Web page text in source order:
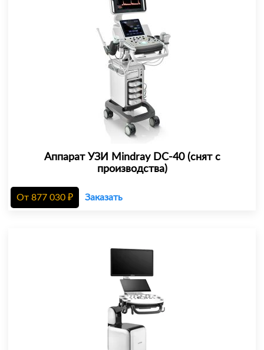
Аппарат УЗИ Mindray DC-40 (снят с
производства)
От 877 030 ₽ Заказать